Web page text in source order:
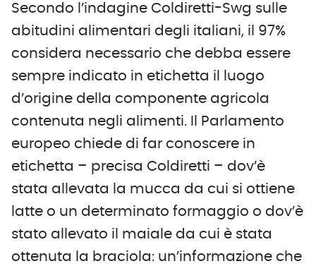
Secondo l’indagine Coldiretti-Swg sulle
abitudini alimentari degli italiani, il 97%
considera necessario che debba essere
sempre indicato in etichetta il luogo
d’origine della componente agricola
contenuta negli alimenti. Il Parlamento
europeo chiede di far conoscere in
etichetta – precisa Coldiretti – dov’è
stata allevata la mucca da cui si ottiene
latte o un determinato formaggio o dov’è
stato allevato il maiale da cui è stata
ottenuta la braciola: un’informazione che